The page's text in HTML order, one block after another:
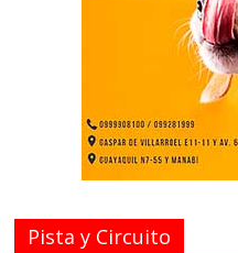
Pista y Circuito